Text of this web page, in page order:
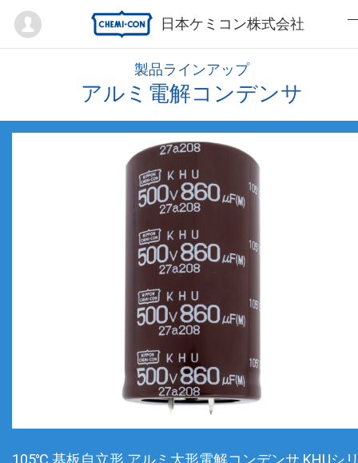
日本ケミコン株式会社
Mypage
製品ラインアップ
アルミ電解コンデンサ
105℃ 基板自立形 アルミ大形電解コンデンサ KHUシ